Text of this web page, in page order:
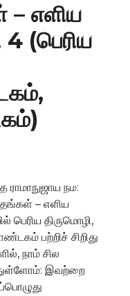
– எளிய
4 (பெரிய
நம:
– எளிய
பெரிய திருமொழி,
பற்றிச் சிறிது
நாம் சில
இவற்றை